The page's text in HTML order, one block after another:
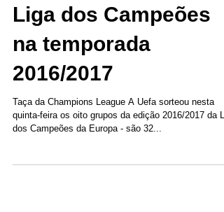
Liga dos Campeões
na temporada
2016/2017
Taça da Champions League A Uefa sorteou nesta
quinta-feira os oito grupos da edição 2016/2017 da
dos Campeões da Europa - são 32...